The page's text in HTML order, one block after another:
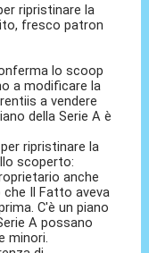
ripristinare la
fresco patron
lo scoop
a modificare la
a vendere
della Serie A è
ripristinare la
scoperto:
anche
che Il Fatto aveva
C'è un piano
A possano
minori.